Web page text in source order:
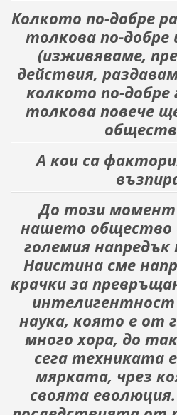
Колкото по-добре
толкова по-добре
(изживяваме,
действия,
колкото по-добре
толкова повече
А кои са
До този момент
нашето общество
големия
Наистина сме
крачки за
интели­гентност
наука, която е от
много хора, до
сега техниката
мярката, чрез
своята